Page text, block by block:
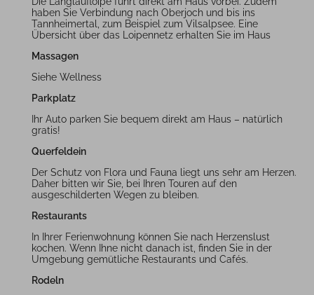
haben Sie Verbindung nach Oberjoch und bis ins
Tannheimertal, zum Beispiel zum Vilsalpsee. Eine
Übersicht über das Loipennetz erhalten Sie im Haus
Massagen
Siehe Wellness
Parkplatz
Ihr Auto parken Sie bequem direkt am Haus – natürlich
gratis!
Querfeldein
Der Schutz von Flora und Fauna liegt uns sehr am Herzen.
Daher bitten wir Sie, bei Ihren Touren auf den
ausgeschilderten Wegen zu bleiben.
Restaurants
In Ihrer Ferienwohnung können Sie nach Herzenslust
kochen. Wenn Ihne nicht danach ist, finden Sie in der
Umgebung gemütliche Restaurants und Cafés.
Rodeln